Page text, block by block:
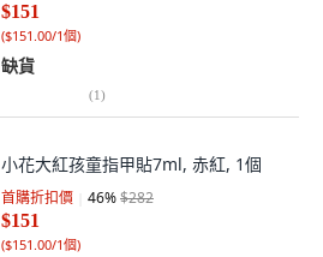
$151
($151.00/1個)
缺貨
(1)
小花大紅孩童指甲貼7ml, 赤紅, 1個
首購折扣價 46%$282
$151
($151.00/1個)